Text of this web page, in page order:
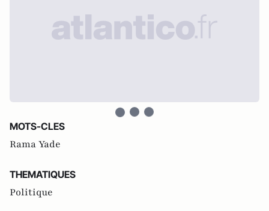
MOTS-CLES
Rama Yade
THEMATIQUES
Politique